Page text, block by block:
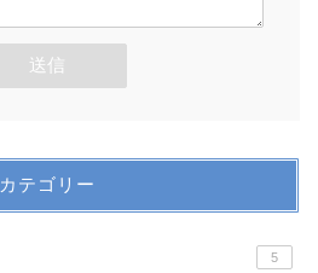
カテゴリー
5